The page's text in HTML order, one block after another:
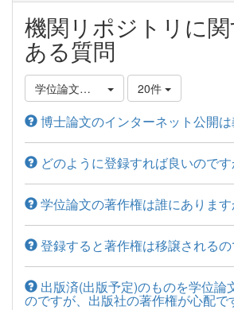
機関リポジトリに関
ある質問
学位論文登録について20件
博士論文のインターネット公開
どのように登録すれば良いのです
学位論文の著作権は誰にあります
登録すると著作権は移譲されるの
出版済(出版予定)のものを学位論
のですが、出版社の著作権が心配で